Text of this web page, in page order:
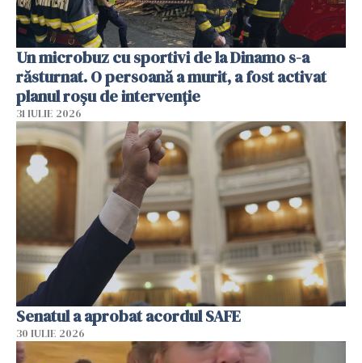
Un microbuz cu sportivi de la Dinamo s-a
răsturnat. O persoană a murit, a fost activat
planul roșu de intervenție
31 IULIE 2026
Senatul a aprobat acordul SAFE
30 IULIE 2026